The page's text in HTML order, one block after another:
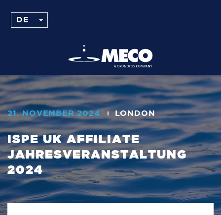
21. NOVEMBER 2024 LONDON
ISPE UK AFFILIATE
JAHRESVERANSTALTUNG
2024